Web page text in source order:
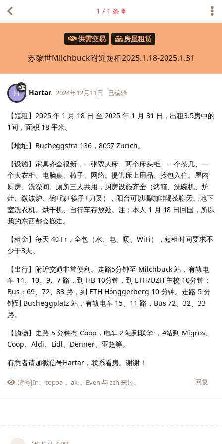
供需交易 房屋租赁
苏黎世Milchbuck附近短租2025.1.18-2025.1.31
1 / 1 条
H Hartar 2024年12月11日 已编辑
【短租】2025 年 1 月 18 日 至 2025 年 1 月 31 日，出租3.5房中的
1间，面积 18 平米。
【地址】Bucheggstra 136，8057 Zürich。
【设施】家具齐全很新，一张双人床、两个床头柜、一个茶几、一
个大衣柜、电脑桌、椅子、网络。提供床上用品、拎包入住。屋内
厨房、洗澡间、厕所三人共用，厨房设施齐全（烤箱、洗碗机、炉
灶、微波炉、碗+碟+筷子+刀叉），阳台可以喝咖啡️喝茶聊天。地下
室洗衣机、烘干机、自行车存放处。注：本人 1 月 18 日回国，所以
我的东西都会搬走。
【租金】每天 40 Fr，全包（水、电、暖、WiFi），短租时间要求不
少于3天。
【出行】附近交通非常便利。走路5分钟至 Milchbuck 站，有轨电
车 14、10、9、7 路，到 HB 10分钟，到 ETH/UZH 主校 10分钟；
Bus：69、72、83 路，到 ETH Hönggerberg 10 分钟。走路 5 分
钟到 Bucheggplatz 站，有轨电车 15、11 路，Bus 72、32、33
路。
【购物】走路 5 分钟有 Coop，电车 2 站到联华 ，4站到 Migros、
Coop、Aldi、Lidl、Denner、亚超等。
有意者请加微信号Hartar，联系看房。谢谢！
回复
湾号JIn、 topoa ， ak ， Even 与zch 来过。